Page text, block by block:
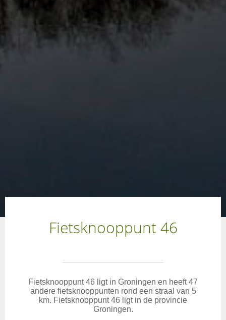
Fietsknooppunt 46
Fietsknooppunt 46 ligt in Groningen en heeft 47
andere fietsknooppunten rond een straal van 5
km. Fietsknooppunt 46 ligt in de provincie
Groningen.